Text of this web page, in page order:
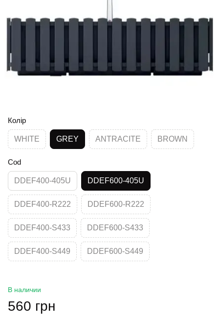
Колір
WHITE GREY ANTRACITE BROWN
Cod
DDEF400-405U DDEF600-405U
DDEF400-R222 DDEF600-R222
DDEF400-S433 DDEF600-S433
DDEF400-S449 DDEF600-S449
В наличии
560 грн